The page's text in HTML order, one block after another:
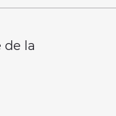
de la